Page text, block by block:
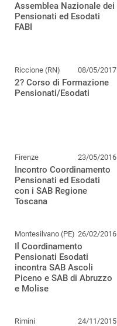
Assemblea Nazionale dei
Pensionati ed Esodati
FABI
Riccione (RN) 08/05/2017
2? Corso di Formazione
Pensionati/Esodati
Firenze 23/05/2016
Incontro Coordinamento
Pensionati ed Esodati
con i SAB Regione
Toscana
Montesilvano (PE) 26/02/2016
Il Coordinamento
Pensionati Esodati
incontra SAB Ascoli
Piceno e SAB di Abruzzo
e Molise
Rimini 24/11/2015